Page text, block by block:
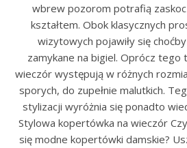
wbrew pozorom potrafią
kształtem. Obok klasycznych
wizytowych pojawiły się
zamykane na bigiel. Oprócz tego
wieczór występują w różnych
sporych, do zupełnie malutkich.
stylizacji wyróżnia się ponadto
Stylowa kopertówka na wieczór
się modne kopertówki damskie?